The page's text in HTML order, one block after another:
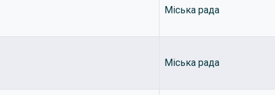
Міська рада
Міська рада